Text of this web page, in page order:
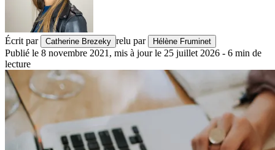
Écrit par Catherine Brezeky relu par Hélène Fruminet
Publié le 8 novembre 2021 , mis à jour le 25 juillet 2026 - 6 min de
lecture